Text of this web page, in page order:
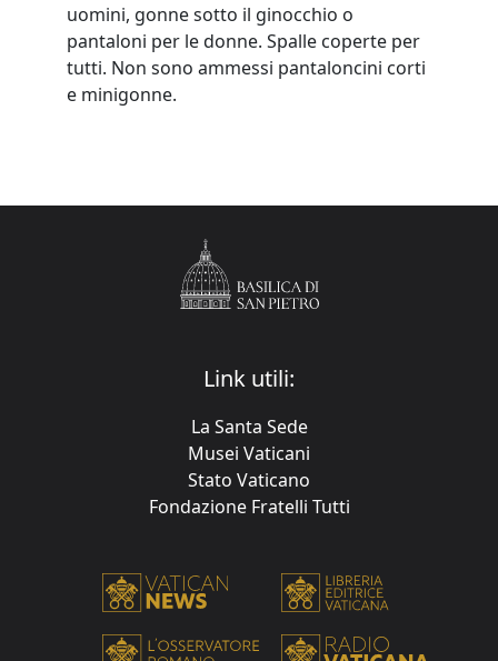
uomini, gonne sotto il ginocchio o
pantaloni per le donne. Spalle coperte per
tutti. Non sono ammessi pantaloncini corti
e minigonne.
Link utili:
La Santa Sede
Musei Vaticani
Stato Vaticano
Fondazione Fratelli Tutti